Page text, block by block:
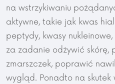
na wstrzykiwaniu
aktywne, takie jak kwas
peptydy, kwasy
za zadanie odżywić skórę,
zmarszczek, poprawić
wygląd. Ponadto na skutek